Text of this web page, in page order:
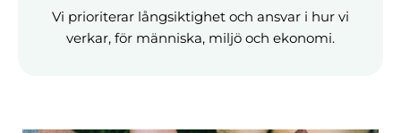
Vi prioriterar långsiktighet och ansvar i hur vi
verkar, för människa, miljö och ekonomi.